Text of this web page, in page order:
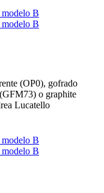
(OP0), gofrado
o graphite
Lucatello